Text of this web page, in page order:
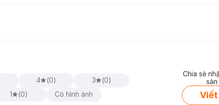
4 (0) 3 (0)
1
(0) Có hình ảnh
Chia sẻ
Viết